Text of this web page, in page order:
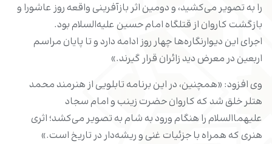
را به تصویر می‌کشید، و دومین اثر بازآفرینی واقعه روز عاشورا و
بازگشت کاروان از قتلگاه امام حسین علیه‌السلام بود.
اجرای این دیوارنگاره‌ها چهار روز ادامه دارد و تا پایان مراسم
اربعین در معرض دید زائران قرار گیرند.»
وی افزود: «همچنین، در این برنامه تابلویی از هنرمند محمد
هتلر خلق شد که کاروان حضرت زینب و امام سجاد
علیهماالسلام را هنگام ورود به شام به تصویر می‌کشد؛ اثری
هنری که همراه با جزئیات غنی و ریشه‌دار در تاریخ است.»